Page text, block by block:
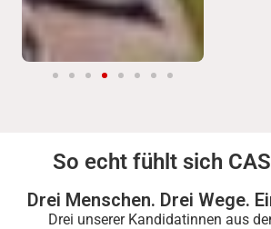
So echt fühlt sich
Drei Menschen. Drei Wege.
Drei unserer Kandidatinnen aus